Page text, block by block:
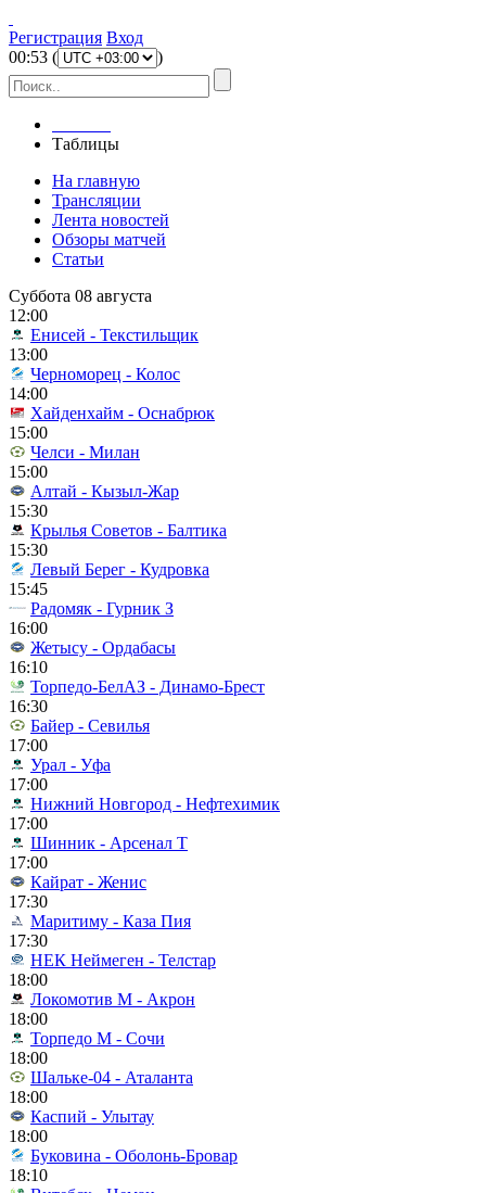
Регистрация Вход
00:53 ( )
Таблицы
На главную
Трансляции
Лента новостей
Обзоры матчей
Статьи
Суббота 08 августа
12:00
Енисей - Текстильщик
13:00
Черноморец - Колос
14:00
Хайденхайм - Оснабрюк
15:00
Челси - Милан
15:00
Алтай - Кызыл-Жар
15:30
Крылья Советов - Балтика
15:30
Левый Берег - Кудровка
15:45
Радомяк - Гурник З
16:00
Жетысу - Ордабасы
16:10
Торпедо-БелАЗ - Динамо-Брест
16:30
Байер - Севилья
17:00
Урал - Уфа
17:00
Нижний Новгород - Нефтехимик
17:00
Шинник - Арсенал Т
17:00
Кайрат - Женис
17:30
Маритиму - Каза Пия
17:30
НЕК Неймеген - Телстар
18:00
Локомотив М - Акрон
18:00
Торпедо М - Сочи
18:00
Шальке-04 - Аталанта
18:00
Каспий - Улытау
18:00
Буковина - Оболонь-Бровар
18:10